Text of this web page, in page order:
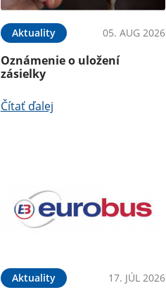
Aktuality 05. AUG 2026
Oznámenie o uložení
zásielky
Čítať ďalej
Aktuality 17. JÚL 2026